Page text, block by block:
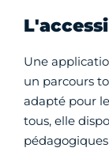
Une
un parcours
adapté pour
tous, elle